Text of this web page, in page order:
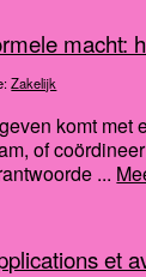
macht:
Zakelijk
komt met
of
...
et